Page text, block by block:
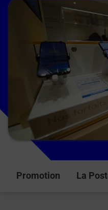
Promotion La